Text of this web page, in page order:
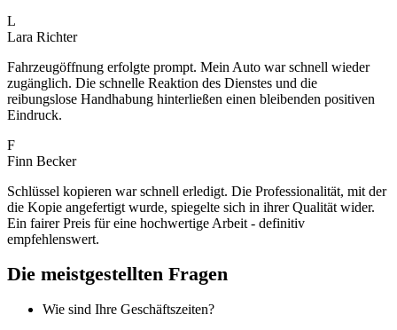
L
Lara Richter
Fahrzeugöffnung erfolgte prompt. Mein Auto war schnell wieder
zugänglich. Die schnelle Reaktion des Dienstes und die
reibungslose Handhabung hinterließen einen bleibenden positiven
Eindruck.
F
Finn Becker
Schlüssel kopieren war schnell erledigt. Die Professionalität, mit der
die Kopie angefertigt wurde, spiegelte sich in ihrer Qualität wider.
Ein fairer Preis für eine hochwertige Arbeit - definitiv
empfehlenswert.
Die meistgestellten Fragen
Wie sind Ihre Geschäftszeiten?